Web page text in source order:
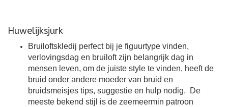
Huwelijksjurk
Bruiloftskledij perfect bij je figuurtype vinden,
verlovingsdag en bruiloft zijn belangrijk dag in
mensen leven, om de juiste style te vinden, heeft de
bruid onder andere moeder van bruid en
bruidsmeisjes tips, suggestie en hulp nodig. De
meeste bekend stijl is de zeemeermin patroon